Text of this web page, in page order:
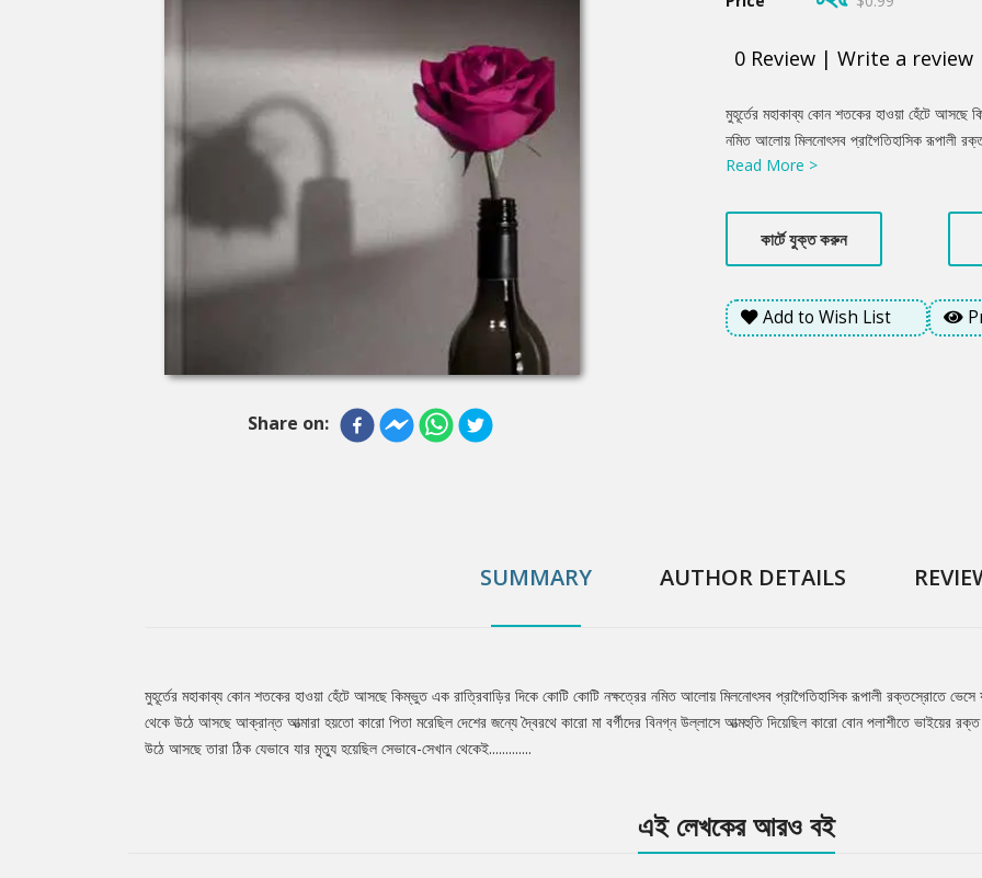
Share on:
0 Review | Write a review
Product
Summery
মুহূর্তের মহাকাব্য কোন শতকের হাওয়া হেঁটে আসছে
নমিত আলোয় মিলনোৎসব প্রাগৈতিহাসিক রূপালী
পড়া বসত ও কেল্লার ধ্বংসাবশেষ থেকে উঠে আসছে
দেখে উন্মাদ কারো পড়শী মুক্তিযুদ্ধে খুন করেছিল
মৃত্যু হয়েছিল সেভাবে-সেখান থেকেই.............
Read More >
কার্টে যুক্ত করুন
Add to Wish List
SUMMARY AUTHOR DETAILS
Tab
মুহূর্তের মহাকাব্য কোন শতকের হাওয়া হেঁটে আসছে কিম্ভুত এক রাত্রিবাড়ির দিকে কোটি কোটি নক্ষত্রের নমিত আলোয় মিলনোৎসব প্রাগৈতিহাসিক রূপালী রক্তস্রোতে ভেসে
থেকে উঠে আসছে আক্রান্ত আত্মারা হয়তো কারো পিতা মরেছিল দেশের জন্যে দ্বৈরথে কারো মা বর্গীদের বিনগ্ন উল্লাসে আত্মহুতি দিয়েছিল কারো বোন পলাশীতে ভাইয়ের
উঠে আসছে তারা ঠিক যেভাবে যার মৃত্যু হয়েছিল সেভাবে-সেখান থেকেই.............
এই লেখকের আরও বই